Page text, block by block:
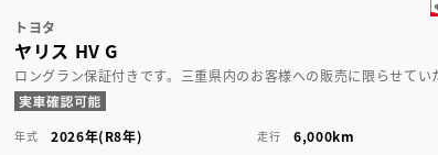
トヨタ
ヤリス HV G
ロングラン保証付きです。三重県内のお客様への販売に限らせてい
年式 2026年(R8年) 走行 6,000km